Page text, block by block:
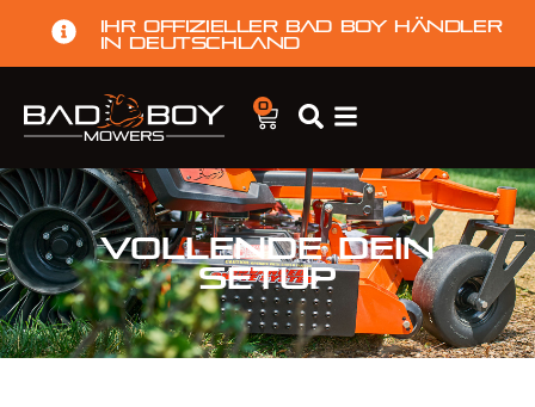
Ihr offizieller Bad Boy Händler
in Deutschland
0
Vollende dein
Setup